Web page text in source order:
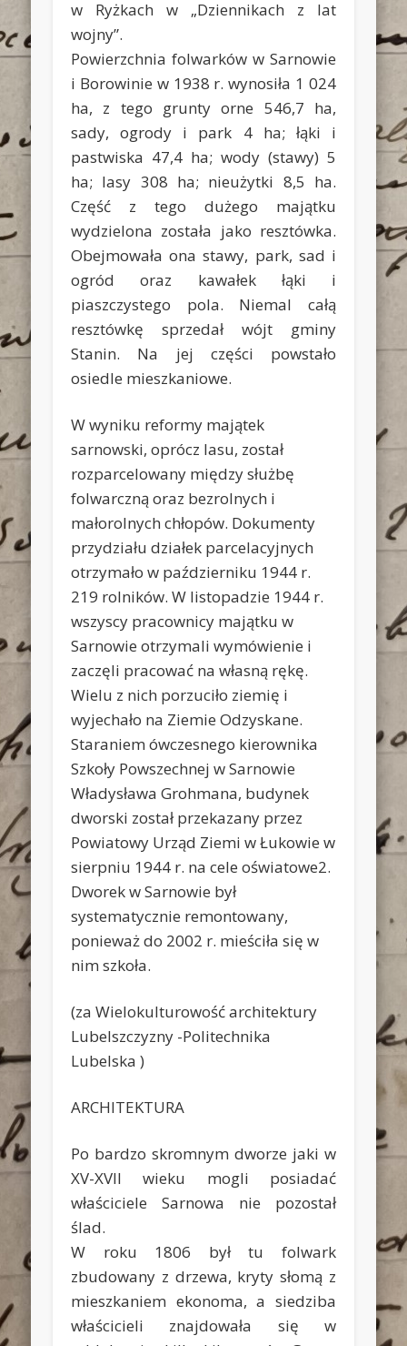
w Ryżkach w „Dziennikach z lat
wojny”.
Powierzchnia folwarków w Sarnowie
i Borowinie w 1938 r. wynosiła 1 024
ha, z tego grunty orne 546,7 ha,
sady, ogrody i park 4 ha; łąki i
pastwiska 47,4 ha; wody (stawy) 5
ha; lasy 308 ha; nieużytki 8,5 ha.
Część z tego dużego majątku
wydzielona została jako resztówka.
Obejmowała ona stawy, park, sad i
ogród oraz kawałek łąki i
piaszczystego pola. Niemal całą
resztówkę sprzedał wójt gminy
Stanin. Na jej części powstało
osiedle mieszkaniowe.
W wyniku reformy majątek
sarnowski, oprócz lasu, został
rozparcelowany między służbę
folwarczną oraz bezrolnych i
małorolnych chłopów. Dokumenty
przydziału działek parcelacyjnych
otrzymało w październiku 1944 r.
219 rolników. W listopadzie 1944 r.
wszyscy pracownicy majątku w
Sarnowie otrzymali wymówienie i
zaczęli pracować na własną rękę.
Wielu z nich porzuciło ziemię i
wyjechało na Ziemie Odzyskane.
Staraniem ówczesnego kierownika
Szkoły Powszechnej w Sarnowie
Władysława Grohmana, budynek
dworski został przekazany przez
Powiatowy Urząd Ziemi w Łukowie w
sierpniu 1944 r. na cele oświatowe2.
Dworek w Sarnowie był
systematycznie remontowany,
ponieważ do 2002 r. mieściła się w
nim szkoła.
(za Wielokulturowość architektury
Lubelszczyzny -Politechnika
Lubelska )
ARCHITEKTURA
Po bardzo skromnym dworze jaki w
XV-XVII wieku mogli posiadać
właściciele Sarnowa nie pozostał
ślad.
W roku 1806 był tu folwark
zbudowany z drzewa, kryty słomą z
mieszkaniem ekonoma, a siedziba
właścicieli znajdowała się w